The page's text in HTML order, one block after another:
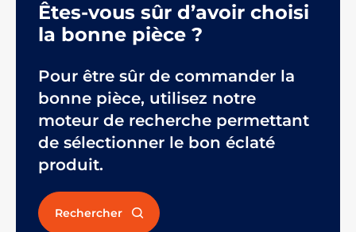
Êtes-vous sûr d’avoir choisi
la bonne pièce ?
Pour être sûr de commander la
bonne pièce, utilisez notre
moteur de recherche permettant
de sélectionner le bon éclaté
produit.
Rechercher